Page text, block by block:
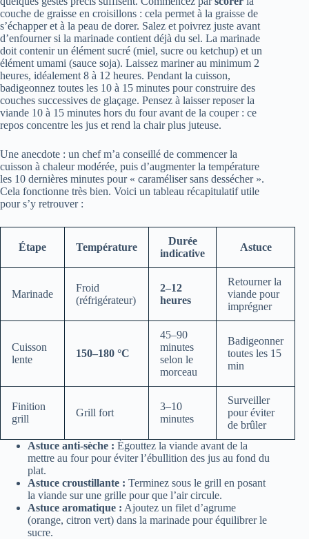
couche de graisse en croisillons : cela permet à la graisse de
s’échapper et à la peau de dorer. Salez et poivrez juste avant
d’enfourner si la marinade contient déjà du sel. La marinade
doit contenir un élément sucré (miel, sucre ou ketchup) et un
élément umami (sauce soja). Laissez mariner au minimum 2
heures, idéalement 8 à 12 heures. Pendant la cuisson,
badigeonnez toutes les 10 à 15 minutes pour construire des
couches successives de glaçage. Pensez à laisser reposer la
viande 10 à 15 minutes hors du four avant de la couper : ce
repos concentre les jus et rend la chair plus juteuse.
Une anecdote : un chef m’a conseillé de commencer la
cuisson à chaleur modérée, puis d’augmenter la température
les 10 dernières minutes pour « caraméliser sans dessécher ».
Cela fonctionne très bien. Voici un tableau récapitulatif utile
pour s’y retrouver :
Étape Température
Durée
indicative
Astuce
Marinade
Froid
(réfrigérateur)
2–12
heures
Retourner la
viande pour
imprégner
Cuisson
lente
150–180 °C
45–90
minutes
selon le
morceau
Badigeonner
toutes les 15
min
Finition
grill
Grill fort
3–10
minutes
Surveiller
pour éviter
de brûler
Astuce anti-sèche : Égouttez la viande avant de la
mettre au four pour éviter l’ébullition des jus au fond du
plat.
Astuce croustillante : Terminez sous le grill en posant
la viande sur une grille pour que l’air circule.
Astuce aromatique : Ajoutez un filet d’agrume
(orange, citron vert) dans la marinade pour équilibrer le
sucre.